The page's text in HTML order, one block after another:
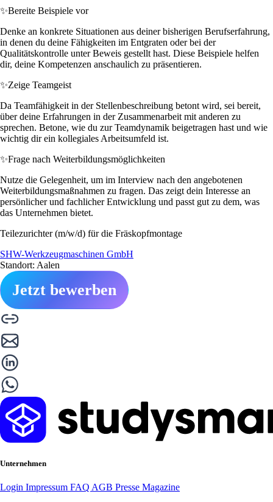
✨Bereite Beispiele vor
Denke an konkrete Situationen aus deiner bisherigen Berufserfahrung,
in denen du deine Fähigkeiten im Entgraten oder bei der
Qualitätskontrolle unter Beweis gestellt hast. Diese Beispiele helfen
dir, deine Kompetenzen anschaulich zu präsentieren.
✨Zeige Teamgeist
Da Teamfähigkeit in der Stellenbeschreibung betont wird, sei bereit,
über deine Erfahrungen in der Zusammenarbeit mit anderen zu
sprechen. Betone, wie du zur Teamdynamik beigetragen hast und wie
wichtig dir ein kollegiales Arbeitsumfeld ist.
✨Frage nach Weiterbildungsmöglichkeiten
Nutze die Gelegenheit, um im Interview nach den angebotenen
Weiterbildungsmaßnahmen zu fragen. Das zeigt dein Interesse an
persönlicher und fachlicher Entwicklung und passt gut zu dem, was
das Unternehmen bietet.
Teilezurichter (m/w/d) für die Fräskopfmontage
SHW-Werkzeugmaschinen GmbH
Standort: Aalen
Jetzt bewerben
Unternehmen
Login Impressum FAQ AGB Presse Magazine